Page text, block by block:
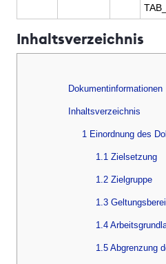
Inhaltsverzeichnis
Dokumentinformationen
Inhaltsverzeichnis
1 Einordnung des
1.1 Zielsetzung
1.2 Zielgruppe
1.3
1.4
1.5 Abgrenzung